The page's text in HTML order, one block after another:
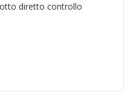
diretto controllo